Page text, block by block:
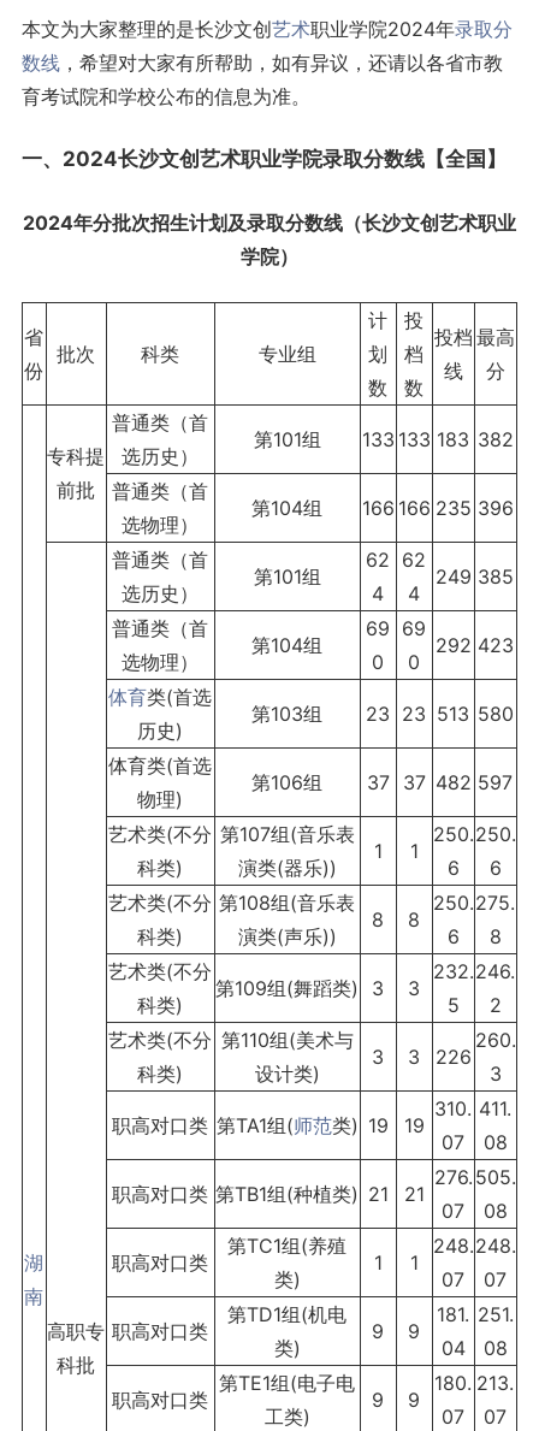
本文为大家整理的是长沙文创艺术职业学院2024年录取分
数线，希望对大家有所帮助，如有异议，还请以各省市教
育考试院和学校公布的信息为准。
一、2024长沙文创艺术职业学院录取分数线【全国】
2024年分批次招生计划及录取分数线（长沙文创艺术职业
学院）
省
份
批次 科类 专业组
计
划
数
投
档
数
投档
线
最高
分
湖
南
专科提
前批
普通类（首
选历史）
第101组 133 133 183 382
普通类（首
选物理）
第104组 166 166 235 396
高职专
科批
普通类（首
选历史）
第101组
62
4
62
4
249 385
普通类（首
选物理）
第104组
69
0
69
0
292 423
体育类(首选
历史)
第103组 23 23 513 580
体育类(首选
物理)
第106组 37 37 482 597
艺术类(不分
科类)
第107组(音乐表
演类(器乐))
1 1
250.
6
250.
6
艺术类(不分
科类)
第108组(音乐表
演类(声乐))
8 8
250.
6
275.
8
艺术类(不分
科类)
第109组(舞蹈类) 3 3
232.
5
246.
2
艺术类(不分
科类)
第110组(美术与
设计类)
3 3 226
260.
3
职高对口类 第TA1组(师范类) 19 19
310.
07
411.
08
职高对口类 第TB1组(种植类) 21 21
276.
07
505.
08
职高对口类
第TC1组(养殖
类)
1 1
248.
07
248.
07
职高对口类
第TD1组(机电
类)
9 9
181.
04
251.
08
职高对口类
第TE1组(电子电
工类)
9 9
180.
07
213.
07